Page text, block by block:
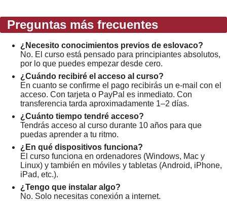
Preguntas más frecuentes
¿Necesito conocimientos previos de eslovaco?
No. El curso está pensado para principiantes absolutos,
por lo que puedes empezar desde cero.
¿Cuándo recibiré el acceso al curso?
En cuanto se confirme el pago recibirás un e-mail con el
acceso. Con tarjeta o PayPal es inmediato. Con
transferencia tarda aproximadamente 1–2 días.
¿Cuánto tiempo tendré acceso?
Tendrás acceso al curso durante 10 años para que
puedas aprender a tu ritmo.
¿En qué dispositivos funciona?
El curso funciona en ordenadores (Windows, Mac y
Linux) y también en móviles y tabletas (Android, iPhone,
iPad, etc.).
¿Tengo que instalar algo?
No. Solo necesitas conexión a internet.